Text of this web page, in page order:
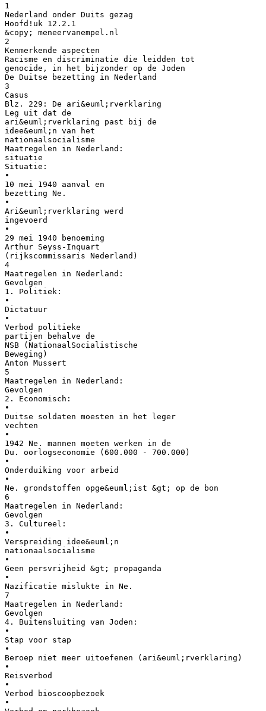
1
Nederland onder Duits gezag
Hoofd!uk 12.2.1
&copy; meneervanempel.nl
2
Kenmerkende aspecten
Racisme en discriminatie die leidden tot
genocide, in het bijzonder op de Joden
De Duitse bezetting in Nederland
3
Casus
Blz. 229: De ari&euml;rverklaring
Leg uit dat de
ari&euml;rverklaring past bij de
idee&euml;n van het
nationaalsocialisme
Maatregelen in Nederland:
situatie
Situatie:
•
10 mei 1940 aanval en
bezetting Ne.
•
Ari&euml;rverklaring werd
ingevoerd
•
29 mei 1940 benoeming
Arthur Seyss-Inquart
(rijkscommissaris Nederland)
4
Maatregelen in Nederland:
Gevolgen
1. Politiek:
•
Dictatuur
•
Verbod politieke
partijen behalve de
NSB (NationaalSocialistische
Beweging)
Anton Mussert
5
Maatregelen in Nederland:
Gevolgen
2. Economisch:
•
Duitse soldaten moesten in het leger
vechten
•
1942 Ne. mannen moeten werken in de
Du. oorlogseconomie (600.000 - 700.000)
•
Onderduiking voor arbeid
•
Ne. grondstoffen opge&euml;ist &gt; op de bon
6
Maatregelen in Nederland:
Gevolgen
3. Cultureel:
•
Verspreiding idee&euml;n
nationaalsocialisme
•
Geen persvrijheid &gt; propaganda
•
Nazificatie mislukte in Ne.
7
Maatregelen in Nederland:
Gevolgen
4. Buitensluiting van Joden:
•
Stap voor stap
•
Beroep niet meer uitoefenen (ari&euml;rverklaring)
•
Reisverbod
•
Verbod bioscoopbezoek
•